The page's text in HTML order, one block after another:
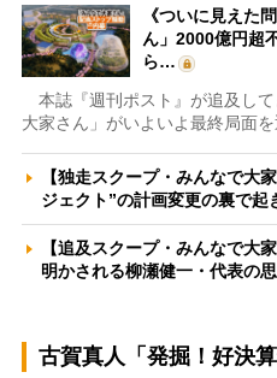
《ついに見えた
ん」2000億円超
ら…
本誌『週刊ポスト』が追及し
大家さん」がいよいよ最終局面
【独走スクープ・みんなで大
ジェクト”の計画変更の裏で
【追及スクープ・みんなで大
明かされる柳瀬健一・代表の
古賀真人「発掘！好決算